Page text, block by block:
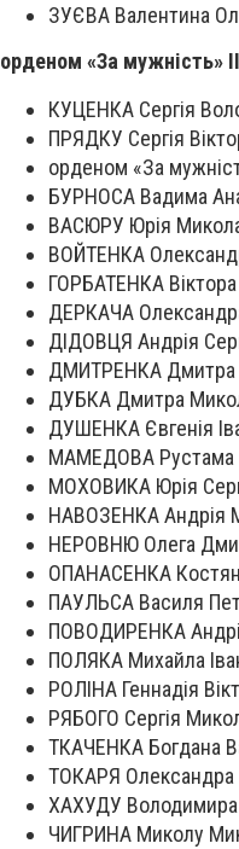
ЗУЄВА Валентина
орденом «За мужність»
КУЦЕНКА Сергія
ПРЯДКУ Сергія
орденом «За
БУРНОСА Вадима
ВАСЮРУ Юрія
ВОЙТЕНКА
ГОРБАТЕНКА
ДЕРКАЧА
ДІДОВЦЯ Андрія
ДМИТРЕНКА Дмитра
ДУБКА Дмитра
ДУШЕНКА Євгенія
МАМЕДОВА Рустама
МОХОВИКА Юрія
НАВОЗЕНКА Андрія
НЕРОВНЮ Олега
ОПАНАСЕНКА
ПАУЛЬСА Василя
ПОВОДИРЕНКА
ПОЛЯКА Михайла
РОЛІНА Геннадія
РЯБОГО Сергія
ТКАЧЕНКА Богдана
ТОКАРЯ Олександра
ХАХУДУ
ЧИГРИНА Миколу